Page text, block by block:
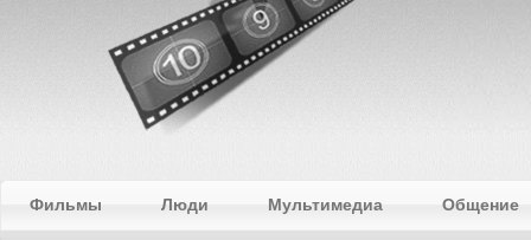
Фильмы Люди Мультимедиа Общение